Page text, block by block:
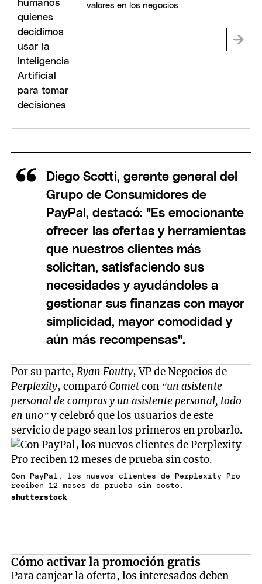
valores en los negocios
Diego Scotti, gerente general del
Grupo de Consumidores de
PayPal, destacó: "Es emocionante
ofrecer las ofertas y herramientas
que nuestros clientes más
solicitan, satisfaciendo sus
necesidades y ayudándoles a
gestionar sus finanzas con mayor
simplicidad, mayor comodidad y
aún más recompensas".
Por su parte,Ryan Foutty, VP de Negocios de
Perplexity, comparóCometcon “un asistente
personal de compras y un asistente personal, todo
en uno”y celebró que los usuarios de este
servicio de pago sean los primeros en probarlo.
Con PayPal, los nuevos clientes de Perplexity Pro
reciben 12 meses de prueba sin costo.
shutterstock
Cómo activar la promoción gratis
Para canjear la oferta, los interesados deben